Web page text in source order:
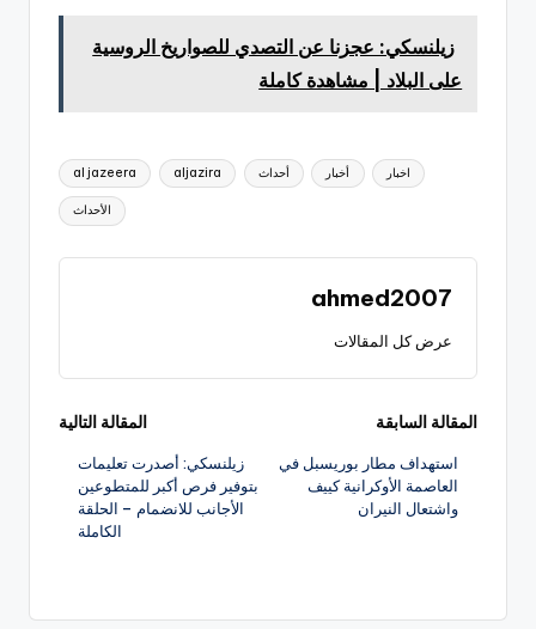
زيلنسكي: عجزنا عن التصدي للصواريخ الروسية
على البلاد | مشاهدة كاملة
العلامات:
al jazeera aljazira أحداث أخبار اخبار
الأحداث
ahmed2007
عرض كل المقالات
تصفّح
المقالات
المقالة السابقة
استهداف مطار بوريسبل في
العاصمة الأوكرانية كييف
واشتعال النيران
المقالة التالية
زيلنسكي: أصدرت تعليمات
بتوفير فرص أكبر للمتطوعين
الأجانب للانضمام – الحلقة
الكاملة